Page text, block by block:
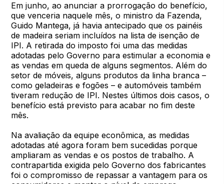
Em junho, ao anunciar a prorrogação do benefício,
que venceria naquele mês, o ministro da Fazenda,
Guido Mantega, já havia antecipado que os painéis
de madeira seriam incluídos na lista de isenção de
IPI. A retirada do imposto foi uma das medidas
adotadas pelo Governo para estimular a economia e
as vendas em queda de alguns segmentos. Além do
setor de móveis, alguns produtos da linha branca –
como geladeiras e fogões – e automóveis também
tiveram redução de IPI. Nestes últimos dois casos, o
benefício está previsto para acabar no fim deste
mês.
Na avaliação da equipe econômica, as medidas
adotadas até agora foram bem sucedidas porque
ampliaram as vendas e os postos de trabalho. A
contrapartida exigida pelo Governo dos fabricantes
foi o compromisso de repassar a vantagem para os